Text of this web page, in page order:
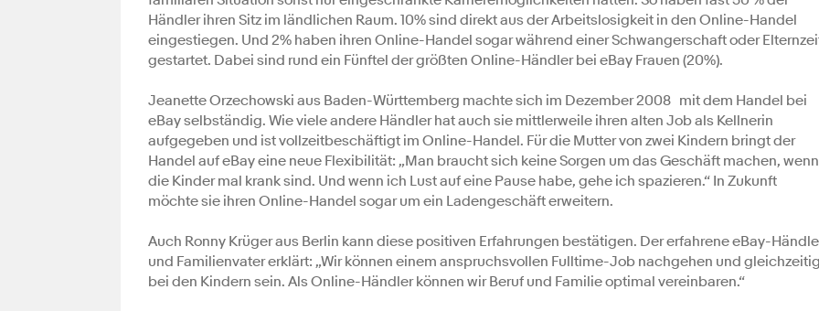
Händler ihren Sitz im ländlichen Raum. 10% sind direkt aus der Arbeitslosigkeit in den Online-Handel
eingestiegen. Und 2% haben ihren Online-Handel sogar während einer Schwangerschaft oder
gestartet. Dabei sind rund ein Fünftel der größten Online-Händler bei eBay Frauen (20%).
Jeanette Orzechowski aus Baden-Württemberg machte sich im Dezember 2008 mit dem Handel bei
eBay selbständig. Wie viele andere Händler hat auch sie mittlerweile ihren alten Job als Kellnerin
aufgegeben und ist vollzeitbeschäftigt im Online-Handel. Für die Mutter von zwei Kindern bringt der
Handel auf eBay eine neue Flexibilität: „Man braucht sich keine Sorgen um das Geschäft machen, wenn
die Kinder mal krank sind. Und wenn ich Lust auf eine Pause habe, gehe ich spazieren.“ In Zukunft
möchte sie ihren Online-Handel sogar um ein Ladengeschäft erweitern.
Auch Ronny Krüger aus Berlin kann diese positiven Erfahrungen bestätigen. Der erfahrene eBay-
und Familienvater erklärt: „Wir können einem anspruchsvollen Fulltime-Job nachgehen und
bei den Kindern sein. Als Online-Händler können wir Beruf und Familie optimal vereinbaren.“